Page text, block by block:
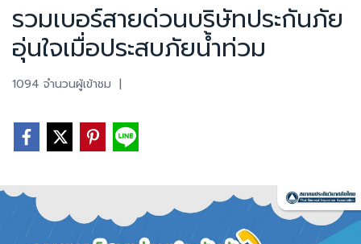
รวมเบอร์สายด่วนบริษัทประกันภัย
อุ่นใจเมื่อประสบภัยน้ำท่วม
1094 จำนวนผู้เข้าชม |